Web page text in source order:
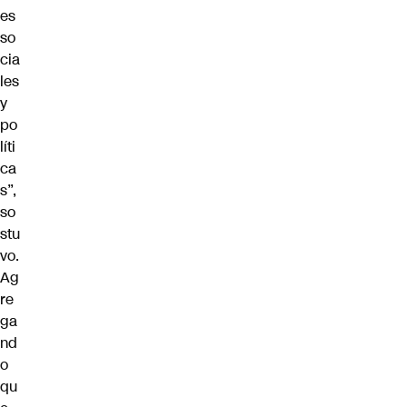
es
so
cia
les
y
po
líti
ca
s”,
so
stu
vo.
Ag
re
ga
nd
o
qu